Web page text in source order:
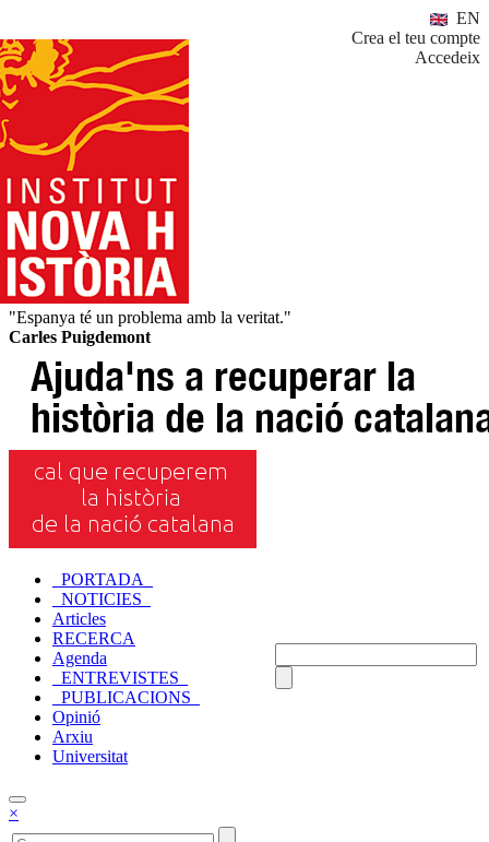
EN
Crea el teu compte
Accedeix
"Espanya té un problema amb la veritat."
Carles Puigdemont
_PORTADA_
_NOTICIES_
Articles
RECERCA
Agenda
_ENTREVISTES_
_PUBLICACIONS_
Opinió
Arxiu
Universitat
×